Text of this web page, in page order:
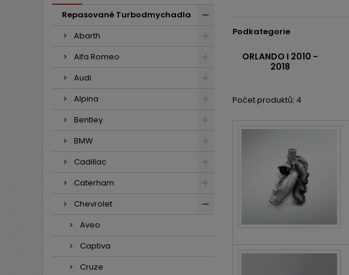
Repasované Turbodmychadla
Abarth
Alfa Romeo
Audi
Alpina
Bentley
BMW
Cadillac
Caterham
Chevrolet
Aveo
Captiva
Cruze
Podkategorie
ORLANDO I 2010 -
2018
Počet produktů: 4